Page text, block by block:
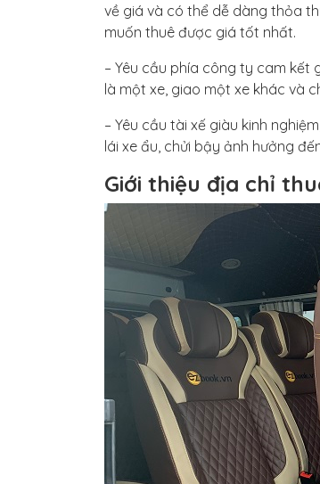
về giá và có thể dễ dàng thỏa
muốn thuê được giá tốt nhất.
– Yêu cầu phía công ty cam kết
là một xe, giao một xe khác và
– Yêu cầu tài xế giàu kinh
lái xe ẩu, chửi bậy ảnh hưởng
Giới thiệu địa chỉ